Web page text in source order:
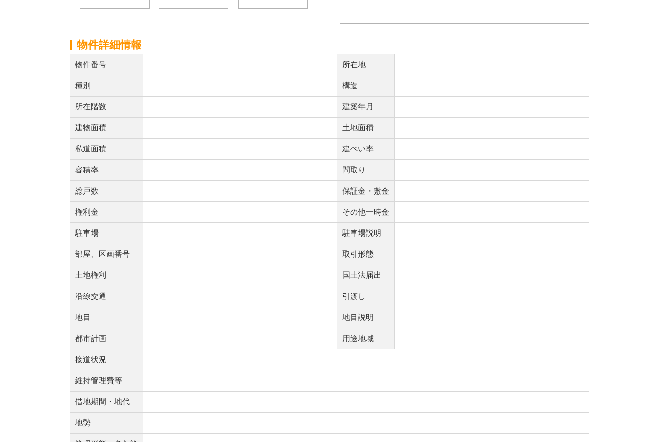
物件詳細情報
物件番号 所在地
種別 構造
所在階数 建築年月
建物面積 土地面積
私道面積 建ぺい率
容積率 間取り
総戸数 保証金・敷金
権利金 その他一時金
駐車場 駐車場説明
部屋、区画番号 取引形態
土地権利 国土法届出
沿線交通 引渡し
地目 地目説明
都市計画 用途地域
接道状況
維持管理費等
借地期間・地代
地勢